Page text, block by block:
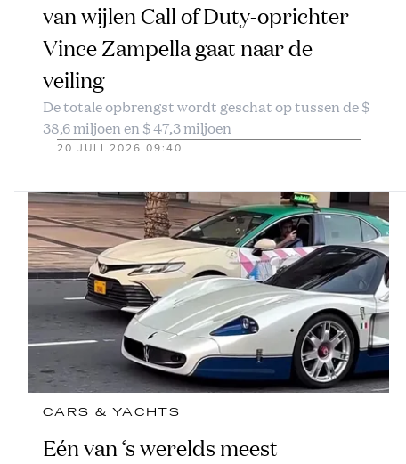
van wijlen Call of Duty-oprichter
Vince Zampella gaat naar de
veiling
De totale opbrengst wordt geschat op tussen de $
38,6 miljoen en $ 47,3 miljoen
20 JULI 2026 09:40
CARS & YACHTS
Eén van ‘s werelds meest